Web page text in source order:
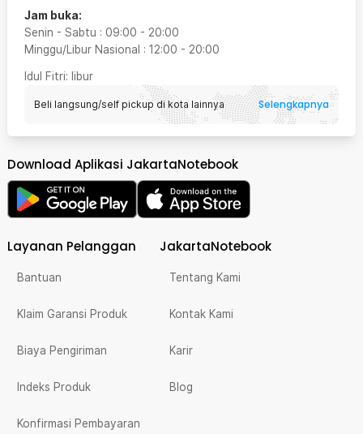
Jam buka:
Senin - Sabtu : 09:00 - 20:00
Minggu/Libur Nasional : 12:00 - 20:00
Idul Fitri: libur
Beli langsung/self pickup di kota lainnya Selengkapnya
Download Aplikasi JakartaNotebook
Layanan Pelanggan
Bantuan
Klaim Garansi Produk
Biaya Pengiriman
Indeks Produk
Konfirmasi Pembayaran
JakartaNotebook
Tentang Kami
Kontak Kami
Karir
Blog